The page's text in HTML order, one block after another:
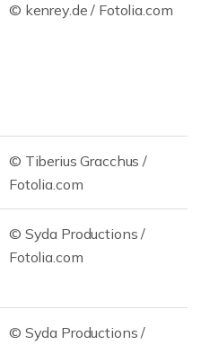
© kenrey.de / Fotolia.com
© Tiberius Gracchus /
Fotolia.com
© Syda Productions /
Fotolia.com
© Syda Productions /